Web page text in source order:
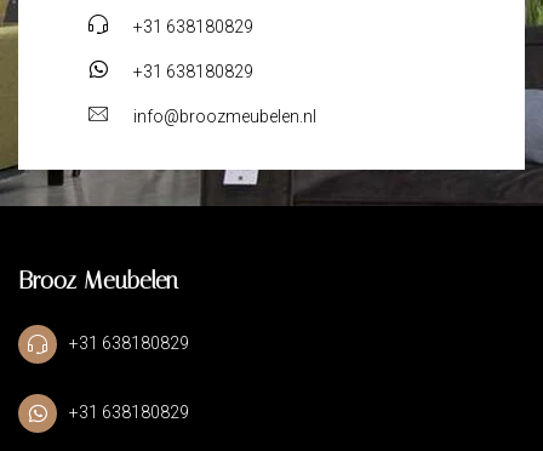
+31 638180829
+31 638180829
info@broozmeubelen.nl
Brooz Meubelen
+31 638180829
+31 638180829